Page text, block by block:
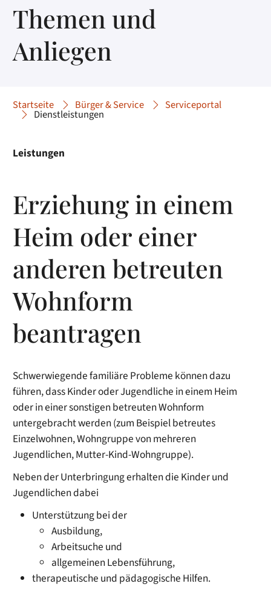
Themen und
Anliegen
Startseite Bürger & Service Serviceportal
Dienstleistungen
Leistungen
Erziehung in einem
Heim oder einer
anderen betreuten
Wohnform
beantragen
Schwerwiegende familiäre Probleme können dazu
führen, dass Kinder oder Jugendliche in einem Heim
oder in einer sonstigen betreuten Wohnform
untergebracht werden(zum Beispiel betreutes
Einzelwohnen, Wohngruppe von mehreren
Jugendlichen, Mutter-Kind-Wohngruppe).
Neben der Unterbringung erhalten die Kinder und
Jugendlichen dabei
Unterstützung bei der
Ausbildung,
Arbeitsuche und
allgemeinen Lebensführung,
therapeutische und pädagogische Hilfen.